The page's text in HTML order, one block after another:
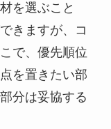
を選ぶこと
きますが、コ
で、優先順位
を置きたい部
分は妥協する